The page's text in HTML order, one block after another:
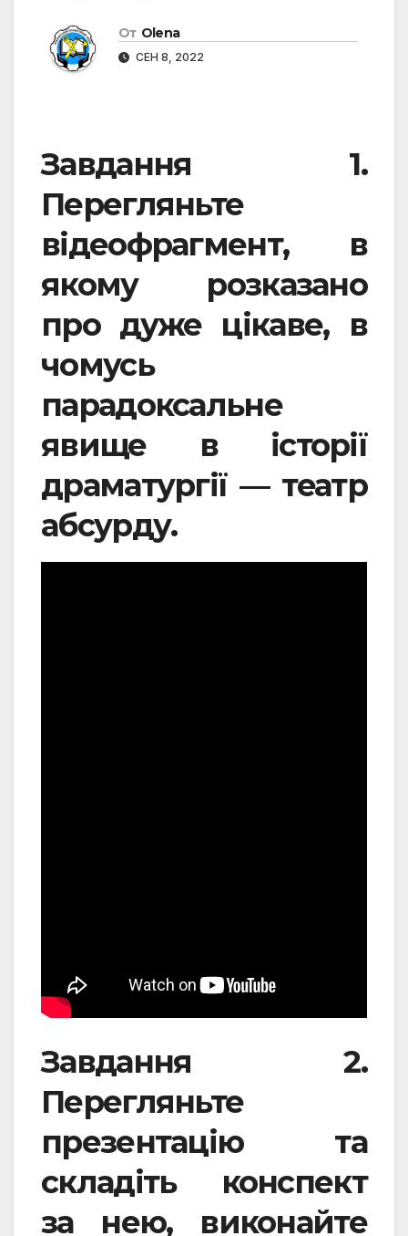
От Olena
СЕН 8, 2022
Завдання 1.
Перегляньте
відеофрагмент, в
якому розказано
про дуже цікаве, в
чомусь
парадоксальне
явище в історії
драматургії — театр
абсурду.
Завдання 2.
Перегляньте
презентацію та
складіть конспект
за нею, виконайте